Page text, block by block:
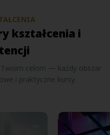
kształcenia i
celom — każdy obszar
i praktyczne kursy.